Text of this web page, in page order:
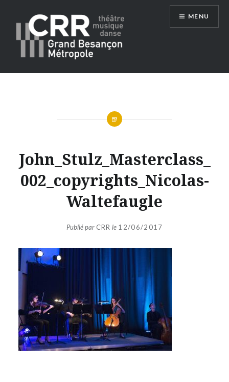
Conservatoire du Grand Besançon
MENU
John_Stulz_Masterclass_
002_copyrights_Nicolas-
Waltefaugle
Publié par CRR le 12/06/2017